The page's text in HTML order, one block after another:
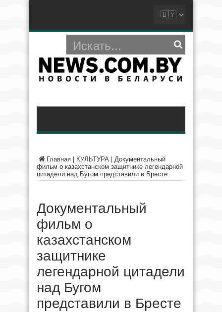
Главная КУЛЬТУРА
Документальный
фильм о казахстанском защитнике легендарной
цитадели над Бугом представили в Бресте
Документальный
фильм о
казахстанском
защитнике
легендарной цитадели
над Бугом
представили в Бресте